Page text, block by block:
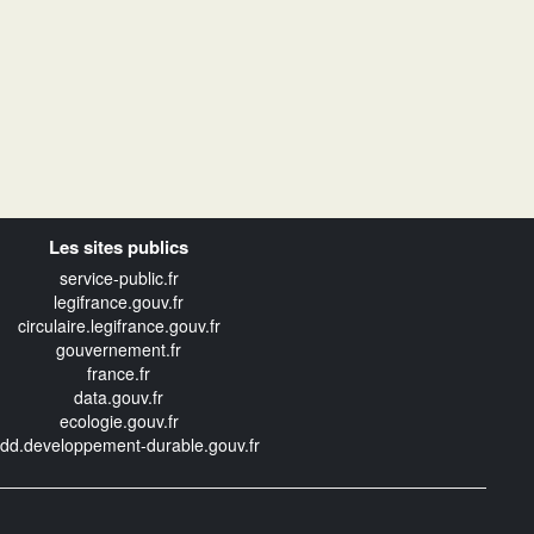
Les sites publics
service-public.fr
legifrance.gouv.fr
circulaire.legifrance.gouv.fr
gouvernement.fr
france.fr
data.gouv.fr
ecologie.gouv.fr
durable.gouv.fr